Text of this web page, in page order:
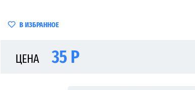
В ИЗБРАННОЕ
ЦЕНА 35 Р